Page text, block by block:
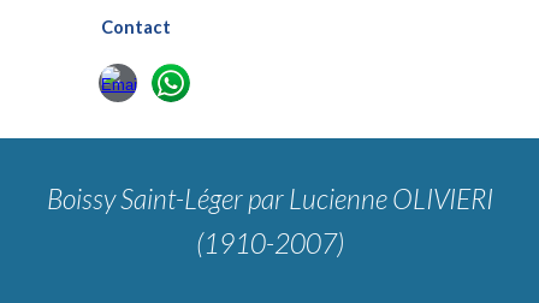
Contact
Boissy Saint-Léger par Lucienne OLIVIERI
(1910-2007)